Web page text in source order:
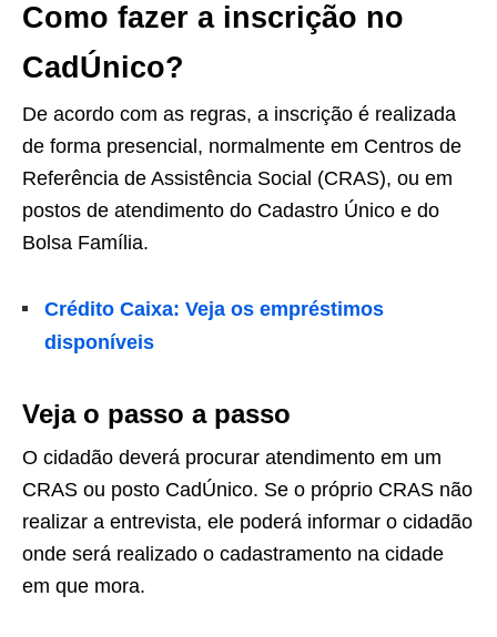
Como fazer a inscrição no
CadÚnico?
De acordo com as regras, a inscrição é realizada
de forma presencial, normalmente em Centros de
Referência de Assistência Social (CRAS), ou em
postos de atendimento do Cadastro Único e do
Bolsa Família.
Crédito Caixa: Veja os empréstimos
disponíveis
Veja o passo a passo
O cidadão deverá procurar atendimento em um
CRAS ou posto CadÚnico. Se o próprio CRAS não
realizar a entrevista, ele poderá informar o cidadão
onde será realizado o cadastramento na cidade
em que mora.